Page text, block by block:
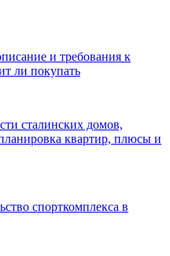
и требования к
ли покупать
сталинских домов,
квартир, плюсы и
спорткомплекса в